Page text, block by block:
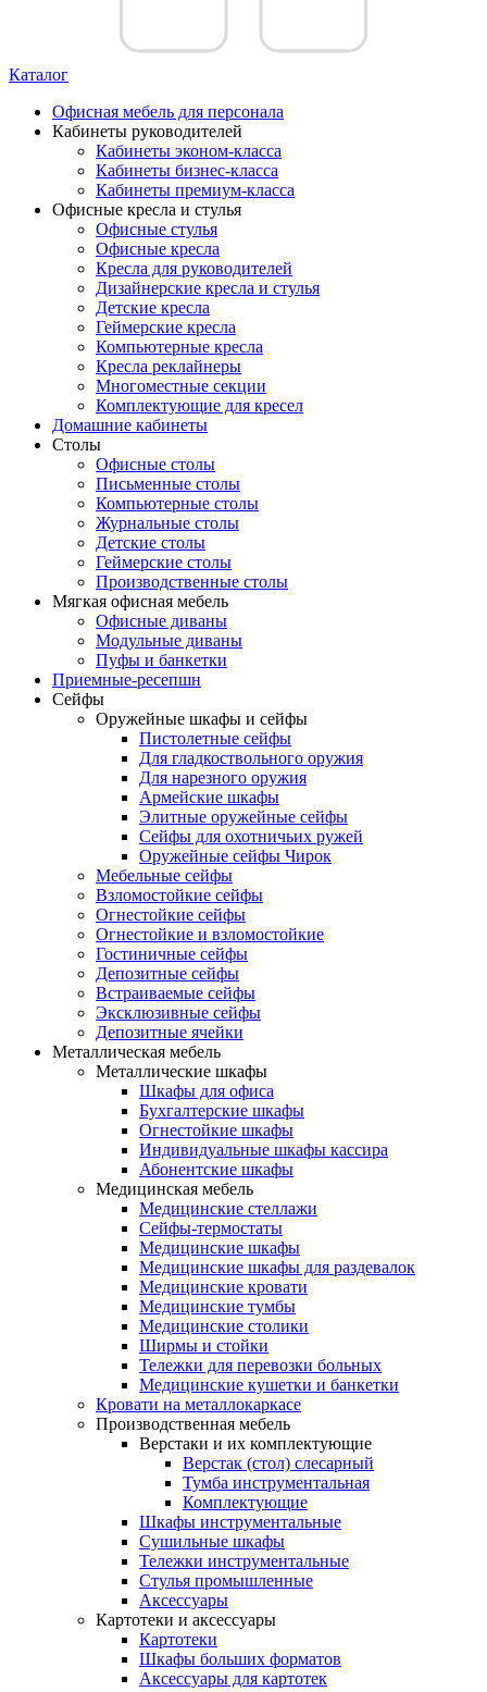
Каталог
Офисная мебель для персонала
Кабинеты руководителей
Кабинеты эконом-класса
Кабинеты бизнес-класса
Кабинеты премиум-класса
Офисные кресла и стулья
Офисные стулья
Офисные кресла
Кресла для руководителей
Дизайнерские кресла и стулья
Детские кресла
Геймерские кресла
Компьютерные кресла
Кресла реклайнеры
Многоместные секции
Комплектующие для кресел
Домашние кабинеты
Столы
Офисные столы
Письменные столы
Компьютерные столы
Журнальные столы
Детские столы
Геймерские столы
Производственные столы
Мягкая офисная мебель
Офисные диваны
Модульные диваны
Пуфы и банкетки
Приемные-ресепшн
Сейфы
Оружейные шкафы и сейфы
Пистолетные сейфы
Для гладкоствольного оружия
Для нарезного оружия
Армейские шкафы
Элитные оружейные сейфы
Сейфы для охотничьих ружей
Оружейные сейфы Чирок
Мебельные сейфы
Взломостойкие сейфы
Огнестойкие сейфы
Огнестойкие и взломостойкие
Гостиничные сейфы
Депозитные сейфы
Встраиваемые сейфы
Эксклюзивные сейфы
Депозитные ячейки
Металлическая мебель
Металлические шкафы
Шкафы для офиса
Бухгалтерские шкафы
Огнестойкие шкафы
Индивидуальные шкафы кассира
Абонентские шкафы
Медицинская мебель
Медицинские стеллажи
Сейфы-термостаты
Медицинские шкафы
Медицинские шкафы для раздевалок
Медицинские кровати
Медицинские тумбы
Медицинские столики
Ширмы и стойки
Тележки для перевозки больных
Медицинские кушетки и банкетки
Кровати на металлокаркасе
Производственная мебель
Верстаки и их комплектующие
Верстак (стол) слесарный
Тумба инструментальная
Комплектующие
Шкафы инструментальные
Сушильные шкафы
Тележки инструментальные
Стулья промышленные
Аксессуары
Картотеки и аксессуары
Картотеки
Шкафы больших форматов
Аксессуары для картотек